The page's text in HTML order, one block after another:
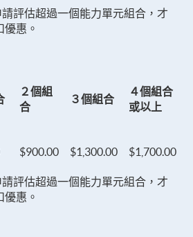
評估超過一個能力單元組合，才
惠。
２個組
合
３個組合
４個組合
或以上
$900.00 $1,300.00 $1,700.00
評估超過一個能力單元組合，才
惠。